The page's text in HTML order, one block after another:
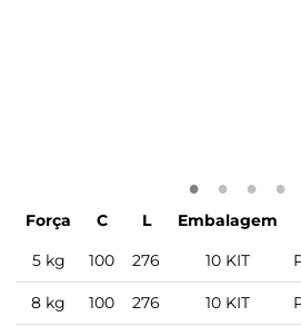
Força C L Embalagem
5 kg
100 276 10 KIT
8 kg 100 276 10 KIT